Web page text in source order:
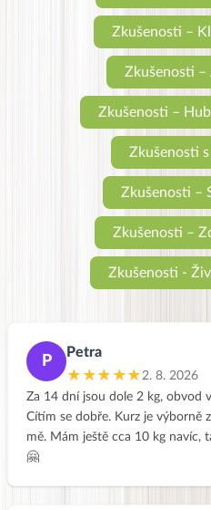
Zkušenosti –
Zkušenosti –
Zkušenosti –
Zkušenosti
Zkušenosti –
Zkušenosti –
Zkušenosti -
P
Petra
★★★★★2. 8. 2026
Za 14 dní jsou dole 2 kg, obvod
Cítím se dobře. Kurz je výborně
mě. Mám ještě cca 10 kg navíc,
🤗